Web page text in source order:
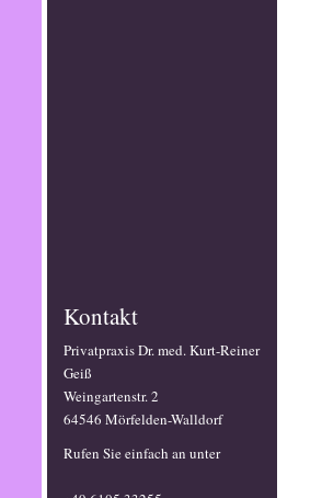
Kontakt
Privatpraxis Dr. med. Kurt-Reiner
Geiß
Weingartenstr. 2
64546 Mörfelden-Walldorf
Rufen Sie einfach an unter